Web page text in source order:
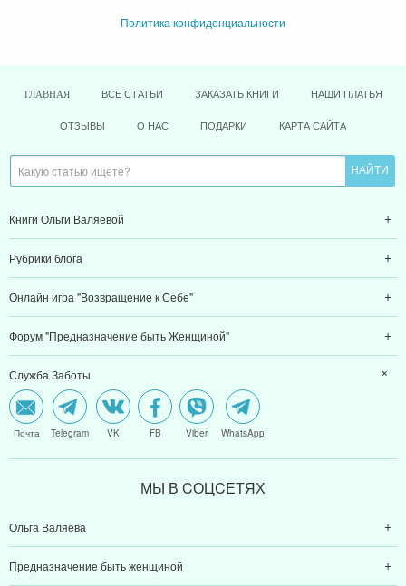
Политика конфиденциальности
ГЛАВНАЯ ВСЕ СТАТЬИ ЗАКАЗАТЬ КНИГИ НАШИ ПЛАТЬЯ
ОТЗЫВЫ О НАС ПОДАРКИ КАРТА САЙТА
Книги Ольги Валяевой
Рубрики блога
Онлайн игра "Возвращение к Себе"
Форум "Предназначение быть Женщиной"
Служба Заботы
Почта Telegram VK FB Viber WhatsApp
МЫ В CОЦCЕТЯХ
Ольга Валяева
Предназначение быть женщиной